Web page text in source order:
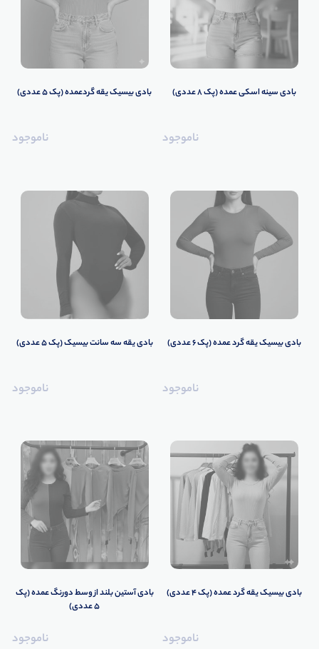
️بادی سینه اسکی عمده (پک 8 عددی)️
ناموجود
️بادی بیسیک یقه گردعمده (پک 5 عددی)
ناموجود
️بادی بیسیک یقه گرد عمده (پک 6 عددی)
ناموجود
بادی یقه سه سانت بیسیک (پک 5 عددی)
ناموجود
بادی بیسیک یقه گرد عمده (پک 4 عددی)
ناموجود
️بادی آستین بلند از وسط دورنگ عمده (پک
5 عددی)
ناموجود